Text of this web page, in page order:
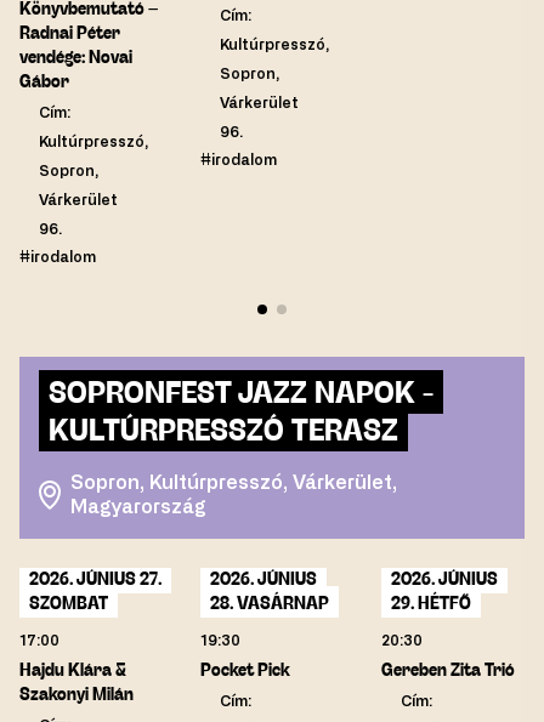
Könyvbemutató –
Radnai Péter
vendége: Novai
Gábor
Cím:
Kultúrpresszó,
Sopron,
Várkerület
96.
#irodalom
Cím:
Kultúrpresszó,
Sopron,
Várkerület
96.
#irodalom
SOPRONFEST JAZZ NAPOK -
KULTÚRPRESSZÓ TERASZ
Sopron, Kultúrpresszó, Várkerület,
Magyarország
2026. JÚNIUS 27.
SZOMBAT
17:00
Hajdu Klára &
Szakonyi Milán
2026. JÚNIUS
28. VASÁRNAP
19:30
Pocket Pick
Cím:
2026. JÚNIUS
29. HÉTFŐ
20:30
Gereben Zita Trió
Cím: